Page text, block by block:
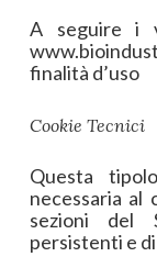
A seguire i
finalità d’uso
Cookie Tecnici
Questa
necessaria al
sezioni del
persistenti e